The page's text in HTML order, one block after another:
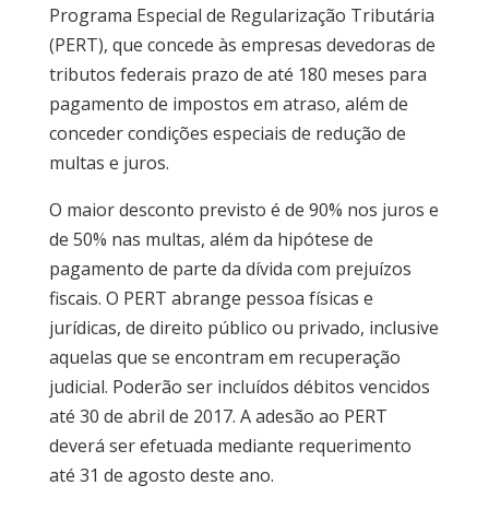
Programa Especial de Regularização Tributária
(PERT), que concede às empresas devedoras de
tributos federais prazo de até 180 meses para
pagamento de impostos em atraso, além de
conceder condições especiais de redução de
multas e juros.
O maior desconto previsto é de 90% nos juros e
de 50% nas multas, além da hipótese de
pagamento de parte da dívida com prejuízos
fiscais. O PERT abrange pessoa físicas e
jurídicas, de direito público ou privado, inclusive
aquelas que se encontram em recuperação
judicial. Poderão ser incluídos débitos vencidos
até 30 de abril de 2017. A adesão ao PERT
deverá ser efetuada mediante requerimento
até 31 de agosto deste ano.